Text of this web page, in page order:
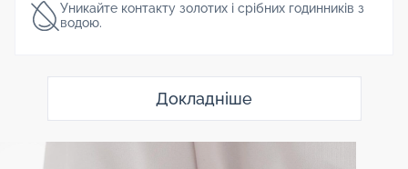
Уникайте контакту золотих і срібних годинників з
водою.
Докладніше